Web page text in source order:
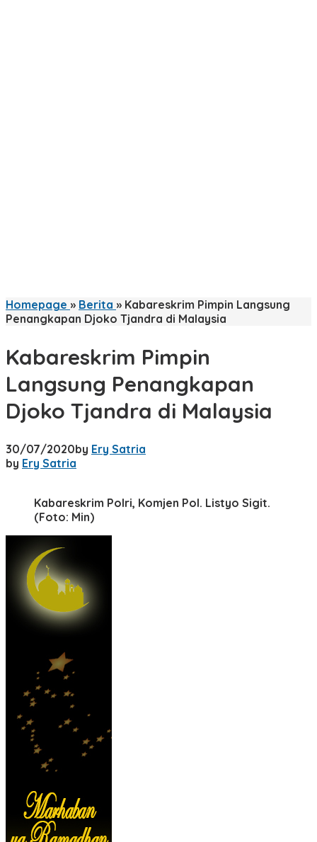
Homepage » Berita » Kabareskrim Pimpin Langsung
Penangkapan Djoko Tjandra di Malaysia
Kabareskrim Pimpin
Langsung Penangkapan
Djoko Tjandra di Malaysia
30/07/2020by Ery Satria
by Ery Satria
Kabareskrim Polri, Komjen Pol. Listyo Sigit.
(Foto: Min)